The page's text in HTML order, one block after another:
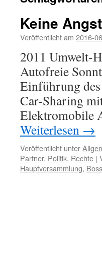
Keine
Veröffentlicht am 2016-
2011 Umwelt-
Autofreie
Einführung
Car-Sharing
Elektromobile
Weiterlesen →
Veröffentlicht unter
Partner, Politik, Rechte |
Hauptversammlung,